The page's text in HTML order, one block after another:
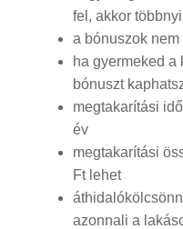
fel, akkor
a bónuszok
ha gyermeked a
bónuszt
megtakarítási
év
megtakarítási
Ft lehet
azonnali a